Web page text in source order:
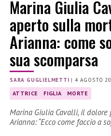
Marina Giulia
aperto sulla
Arianna: come
sua scomparsa
SARA GUGLIELMETTI |4 AGOSTO
ATTRICE FIGLIA MORTE
Marina Giulia Cavalli, il
Arianna: “Ecco come faccio a